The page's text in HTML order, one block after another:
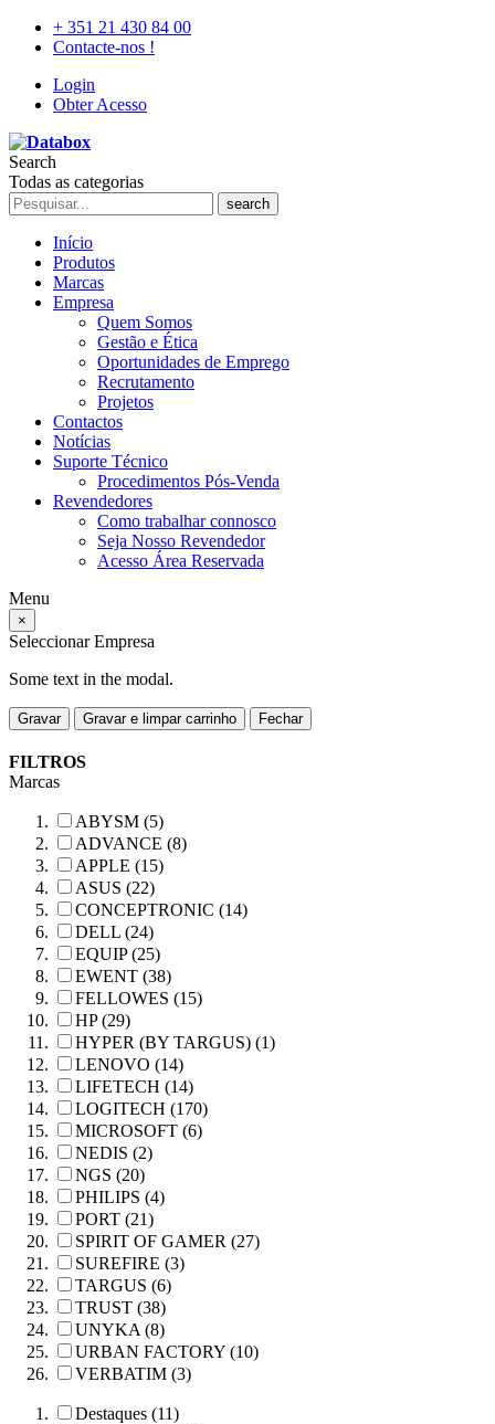
+ 351 21 430 84 00
Contacte-nos !
Login
Obter Acesso
Search
Todas as categorias
search
Início
Produtos
Marcas
Empresa
Quem Somos
Gestão e Ética
Oportunidades de Emprego
Recrutamento
Projetos
Contactos
Notícias
Suporte Técnico
Procedimentos Pós-Venda
Revendedores
Como trabalhar connosco
Seja Nosso Revendedor
Acesso Área Reservada
Menu
×
Seleccionar Empresa
Some text in the modal.
Gravar Gravar e limpar carrinho Fechar
FILTROS
Marcas
ABYSM (5)
ADVANCE (8)
APPLE (15)
ASUS (22)
CONCEPTRONIC (14)
DELL (24)
EQUIP (25)
EWENT (38)
FELLOWES (15)
HP (29)
HYPER (BY TARGUS) (1)
LENOVO (14)
LIFETECH (14)
LOGITECH (170)
MICROSOFT (6)
NEDIS (2)
NGS (20)
PHILIPS (4)
PORT (21)
SPIRIT OF GAMER (27)
SUREFIRE (3)
TARGUS (6)
TRUST (38)
UNYKA (8)
URBAN FACTORY (10)
VERBATIM (3)
Destaques (11)